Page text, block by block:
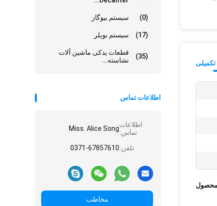
سیستم بیوگاز (0)
سیستم بویلر (17)
قطعات یدکی ماشین آلات
نشاسته...
(35)
اطلاعات تماس
اطلاعات
تماس:Miss. Alice Song
تلفن:0371-67857610
مخاطب